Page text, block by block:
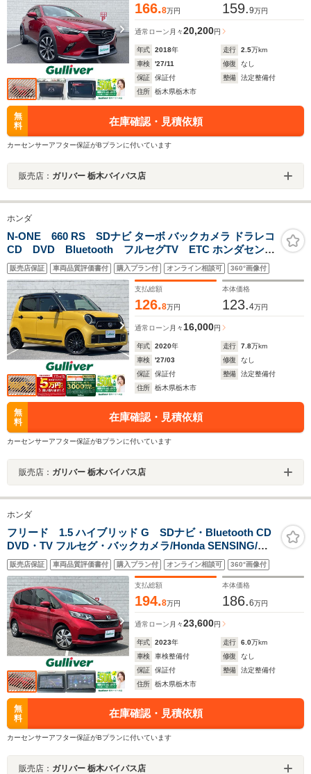
166.8万円 159.9万円
通常ローン 月々20,200円
年式 2018年 走行 2.5万km
車検
'27/11 修復
なし
保証
保証付 整備
法定整備付
住所
栃木県栃木市
無
料
在庫確認・見積依頼
カーセンサーアフター保証がBプランに付いています
販売店： ガリバー 栃木バイパス店
ホンダ
N-ONE 660 RS SDナビ ターボ バックカメラ ドラレコ
CD DVD Bluetooth フルセグTV ETC ホンダセンシ
ング 衝突被害軽減システム レーンキープアシスト コーナ
ーセンサー アダプティブクルーズコントロール
販売店保証 車両品質評価書付 購入プラン付 オンライン相談可 360°画像付
支払総額
126.8万円
本体価格
123.4万円
通常ローン 月々 16,000円
年式 2020年 走行 7.8万km
車検
'27/03 修復
なし
保証
保証付 整備
法定整備付
住所
栃木県栃木市
無
料
在庫確認・見積依頼
カーセンサーアフター保証がBプランに付いています
販売店： ガリバー 栃木バイパス店
ホンダ
フリード 1.5 ハイブリッド G SDナビ・Bluetooth CD
DVD・TV フルセグ・バックカメラ/Honda SENSING/両
側パワースライドドア/ETC/スペアキー1本(スマートキー)
追従式クルーズコントロール/純正フロアマット/コーナー
センサー/LEDヘッドライト
販売店保証 車両品質評価書付 購入プラン付 オンライン相談可 360°画像付
支払総額
194.8万円
本体価格
186.6万円
通常ローン 月々23,600円
年式 2023年 走行 6.0万km
車検
車検整備付 修復
なし
保証
保証付 整備
法定整備付
住所
栃木県栃木市
無
料
在庫確認・見積依頼
カーセンサーアフター保証がBプランに付いています
販売店： ガリバー 栃木バイパス店